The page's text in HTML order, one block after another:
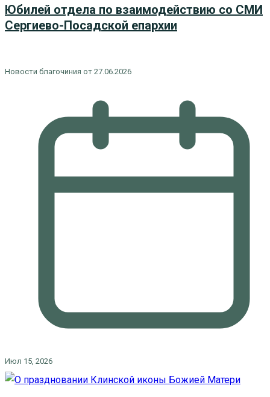
Юбилей отдела по взаимодействию со СМИ
Сергиево-Посадской епархии
Новости благочиния от 27.06.2026
Июл 15, 2026